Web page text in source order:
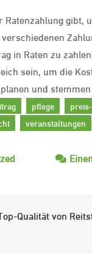
gibt,
in Raten zu
sein, um die
und stemmen
pflege
veranstaltungen
Qualität von